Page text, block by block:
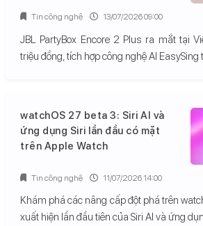
JBL PartyBox Encore 2 Plus ra mắt tại
triệu đồng, tích hợp công nghệ AI EasySing
Tin công nghệ 13/07/2026 09:00
watchOS 27 beta 3: Siri AI và
ứng dụng Siri lần đầu có mặt
trên Apple Watch
Khám phá các nâng cấp đột phá trên
xuất hiện lần đầu tiên của Siri AI và ứng
Tin công nghệ 11/07/2026 14:00